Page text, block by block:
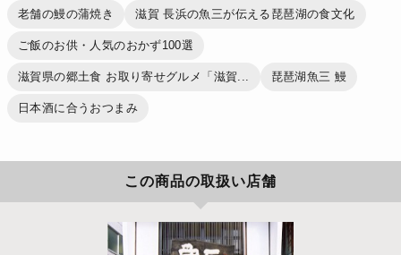
老舗の鰻の蒲焼き 滋賀 長浜の魚三が伝える琵琶湖の食文化
ご飯のお供・人気のおかず100選
滋賀県の郷土食 お取り寄せグルメ「滋賀... 琵琶湖魚三 鰻
日本酒に合うおつまみ
この商品の取扱い店舗